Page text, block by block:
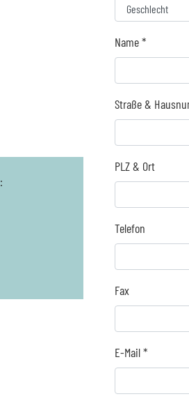
:
Name *
Straße &
PLZ & Ort
Telefon
Fax
E-Mail *